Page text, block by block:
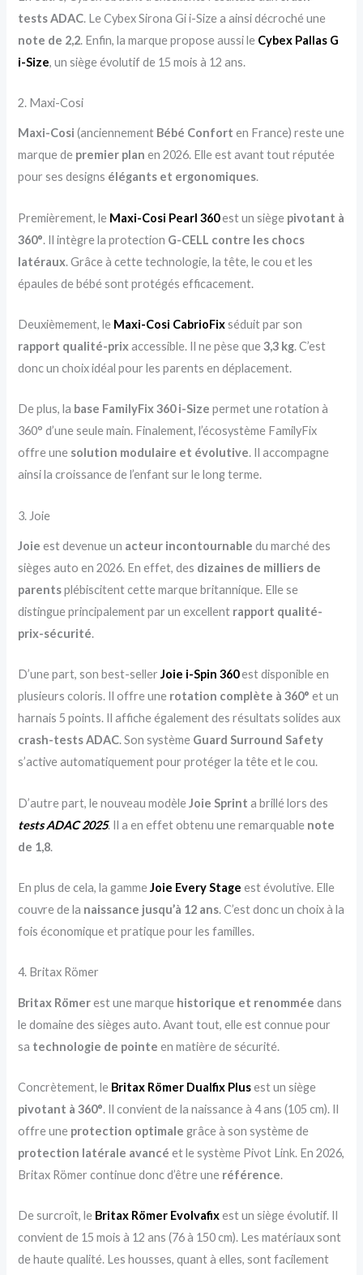
tests ADAC. Le Cybex Sirona Gi i-Size a ainsi décroché une
note de 2,2. Enfin, la marque propose aussi le Cybex Pallas G
i-Size, un siège évolutif de 15 mois à 12 ans.
2. Maxi-Cosi
Maxi-Cosi (anciennement Bébé Confort en France) reste une
marque de premier plan en 2026. Elle est avant tout réputée
pour ses designs élégants et ergonomiques.
Premièrement, le Maxi-Cosi Pearl 360est un siège pivotant à
360°. Il intègre la protection G-CELL contre les chocs
latéraux. Grâce à cette technologie, la tête, le cou et les
épaules de bébé sont protégés efficacement.
Deuxièmement, le Maxi-Cosi CabrioFixséduit par son
rapport qualité-prixaccessible. Il ne pèse que3,3 kg. C’est
donc un choix idéal pour les parents en déplacement.
De plus, la base FamilyFix 360 i-Size permet une rotation à
360° d’une seule main. Finalement, l’écosystème FamilyFix
offre une solution modulaire et évolutive. Il accompagne
ainsi la croissance de l’enfant sur le long terme.
3. Joie
Joie est devenue un acteur incontournable du marché des
sièges auto en 2026. En effet, des dizaines de milliers de
parentsplébiscitent cette marque britannique. Elle se
distingue principalement par un excellent rapport qualité-
prix-sécurité.
D’une part, son best-sellerJoie i-Spin 360est disponible en
plusieurs coloris. Il offre une rotation complète à 360° et un
harnais 5 points. Il affiche également des résultats solides aux
crash-tests ADAC. Son système Guard Surround Safety
s’active automatiquement pour protéger la tête et le cou.
D’autre part, le nouveau modèleJoie Sprint a brillé lors des
tests ADAC 2025. Il a en effet obtenu une remarquable note
de 1,8.
En plus de cela, la gammeJoie Every Stage est évolutive. Elle
couvre de la naissance jusqu’à 12 ans. C’est donc un choix à la
fois économique et pratique pour les familles.
4. Britax Römer
Britax Römerest une marque historique et renommée dans
le domaine des sièges auto. Avant tout, elle est connue pour
sa technologie de pointe en matière de sécurité.
Concrètement, le Britax Römer Dualfix Plusest un siège
pivotant à 360°. Il convient de la naissance à 4 ans (105 cm). Il
offre une protection optimale grâce à son système de
protection latérale avancé et le système Pivot Link. En 2026,
Britax Römer continue donc d’être une référence.
De surcroît, le Britax Römer Evolvafixest un siège évolutif. Il
convient de 15 mois à 12 ans (76 à 150 cm). Les matériaux sont
de haute qualité. Les housses, quant à elles, sont facilement